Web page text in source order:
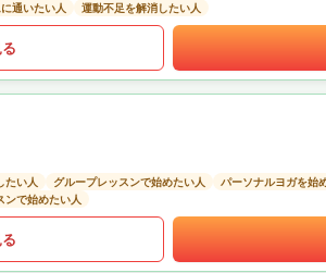
通いたい人 運動不足を解消したい人
たい人 グループレッスンで始めたい人
パーソナルヨガを始
ンで始めたい人